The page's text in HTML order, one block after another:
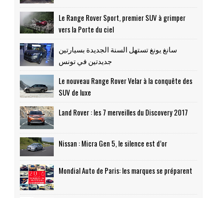
Le Range Rover Sport, premier SUV à grimper
vers la Porte du ciel
سانغ يونغ تستهل السنة الجديدة بسيارتين
جديدتين في تونس
Le nouveau Range Rover Velar à la conquête des
SUV de luxe
Land Rover : les 7 merveilles du Discovery 2017
Nissan : Micra Gen 5, le silence est d’or
Mondial Auto de Paris: les marques se préparent